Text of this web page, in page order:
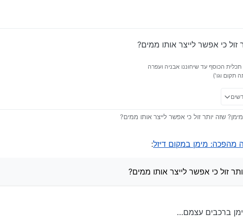
כי אפשר לייצר אותו ממים?
הכוסף עד שיחוננו אבניה ועפרה
תקום וגו')
שזה יותר זול כי אפשר לייצר אותו ממים?
מהפכה: מימן במקום דיזל:
זול כי אפשר לייצר אותו ממים?
ברכבים עצמם…